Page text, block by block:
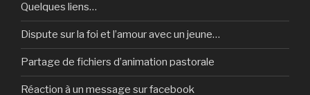
Quelques liens…
Dispute sur la foi et l’amour avec un jeune…
Partage de fichiers d’animation pastorale
Réaction à un message sur facebook